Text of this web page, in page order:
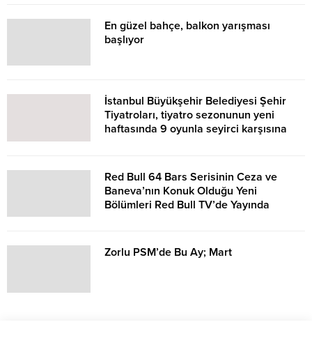
En güzel bahçe, balkon yarışması
başlıyor
İstanbul Büyükşehir Belediyesi Şehir
Tiyatroları, tiyatro sezonunun yeni
haftasında 9 oyunla seyirci karşısına
Red Bull 64 Bars Serisinin Ceza ve
Baneva’nın Konuk Olduğu Yeni
Bölümleri Red Bull TV’de Yayında
Zorlu PSM’de Bu Ay; Mart